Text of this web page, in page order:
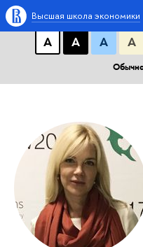
A A A
А
А А А
Высшая школа экономики